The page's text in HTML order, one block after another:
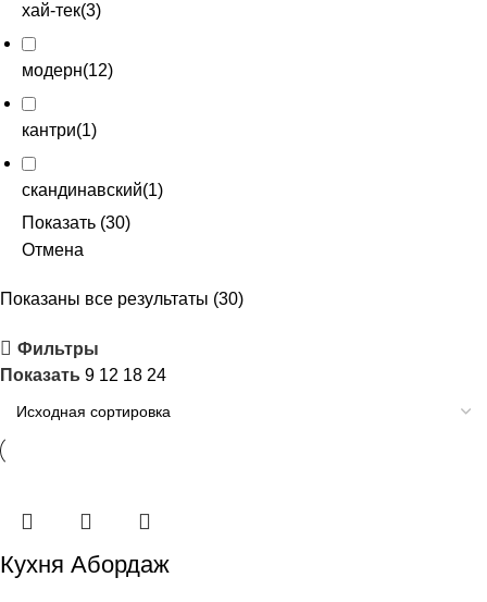
хай-тек(3)
модерн(12)
кантри(1)
скандинавский(1)
Показать (30)
Отмена
Показаны все результаты (30)
Фильтры
Показать 9 12 18 24
Кухня Абордаж